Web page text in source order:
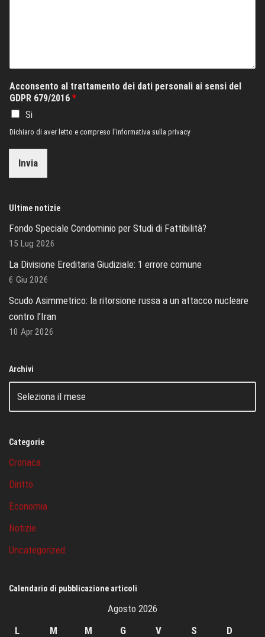
Acconsento al trattamento dei dati personali ai sensi del
GDPR 679/2016 *
Si
Dichiaro di aver letto e compreso l'informativa sulla privacy
Invia
Ultime notizie
Fondo Speciale Condominio per Studi di Fattibilità?
15 Lug 2026
La Divisione Ereditaria Giudiziale: 1 errore comune
6 Giu 2026
Scudo Asimmetrico: la ritorsione russa a un attacco nucleare
contro l’Iran
10 Apr 2026
Archivi
Categorie
Cronaca
Diritto
Economia
Notizie
Uncategorized
Calendario di pubblicazione articoli
Agosto 2026
L
M M G V S D